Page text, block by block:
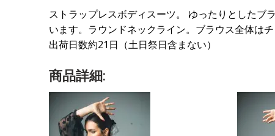
ストラップレスボディスーツ。 ゆったりとしたブ
います。ラウンドネックライン。ブラウス全体はチ
出荷日数約21日（土日祭日含まない）
商品詳細: